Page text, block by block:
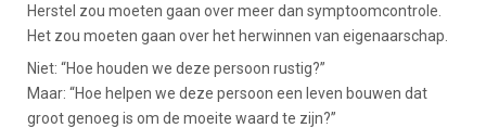
Herstel zou moeten gaan over meer dan symptoomcontrole.
Het zou moeten gaan over het herwinnen van eigenaarschap.
Niet: “Hoe houden we deze persoon rustig?”
Maar: “Hoe helpen we deze persoon een leven bouwen dat
groot genoeg is om de moeite waard te zijn?”